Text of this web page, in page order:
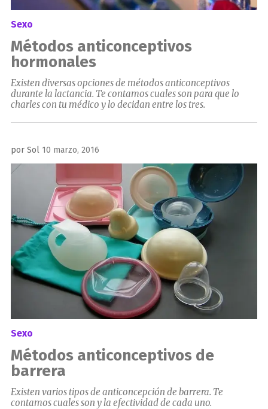
Sexo
Métodos anticonceptivos
hormonales
Existen diversas opciones de métodos anticonceptivos
durante la lactancia. Te contamos cuales son para que lo
charles con tu médico y lo decidan entre los tres.
por Sol Publicado
el
10 marzo, 2016
Sexo
Métodos anticonceptivos de
barrera
Existen varios tipos de anticoncepción de barrera. Te
contamos cuales son y la efectividad de cada uno.